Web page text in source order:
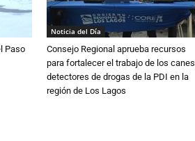
Paso
Noticia del Día
Consejo Regional aprueba recursos
para fortalecer el trabajo de los canes
detectores de drogas de la PDI en la
región de Los Lagos